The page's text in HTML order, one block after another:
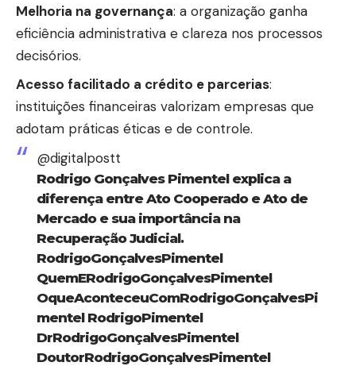
Melhoria na governança: a organização ganha
eficiência administrativa e clareza nos processos
decisórios.
Acesso facilitado a crédito e parcerias:
instituições financeiras valorizam empresas que
adotam práticas éticas e de controle.
@digitalpostt
Rodrigo Gonçalves Pimentel explica a
diferença entre Ato Cooperado e Ato de
Mercado e sua importância na
Recuperação Judicial.
RodrigoGonçalvesPimentel
QuemERodrigoGonçalvesPimentel
OqueAconteceuComRodrigoGonçalvesPi
mentel RodrigoPimentel
DrRodrigoGonçalvesPimentel
DoutorRodrigoGonçalvesPimentel